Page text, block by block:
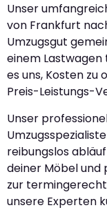
Unser
von Frankfurt
Umzugsgut
einem
es uns, Kosten
Preis-Leistungs-
Unser
reibungslos
deiner Möbel und
zur
unsere Experten